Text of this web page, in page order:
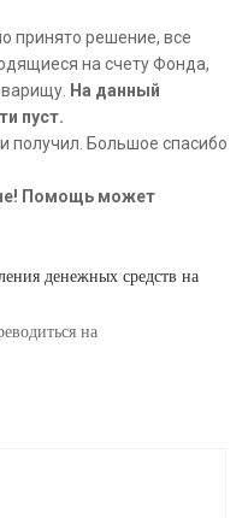
принято решение, все
на счету Фонда,
На данный
пуст.
получил. Большое спасибо
Помощь может
денежных средств на
на